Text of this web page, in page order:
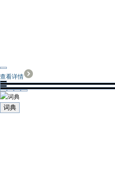
查看详情
词典